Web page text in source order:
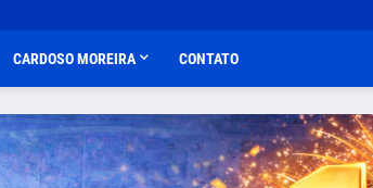
CARDOSO MOREIRA CONTATO